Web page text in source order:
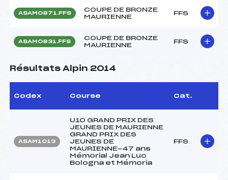
ASAM0871.FFS
COUPE DE BRONZE
MAURIENNE
FFS
ASAM0831.FFS
COUPE DE BRONZE
MAURIENNE
FFS
Résultats Alpin 2014
Codex Course Cat.
ASAM1013
U10 GRAND PRIX DES
JEUNES DE MAURIENNE
GRAND PRIX DES
JEUNES DE
MAURIENNE-47 ans
Mémorial Jean Luc
Bologna et Mémoria
FFS